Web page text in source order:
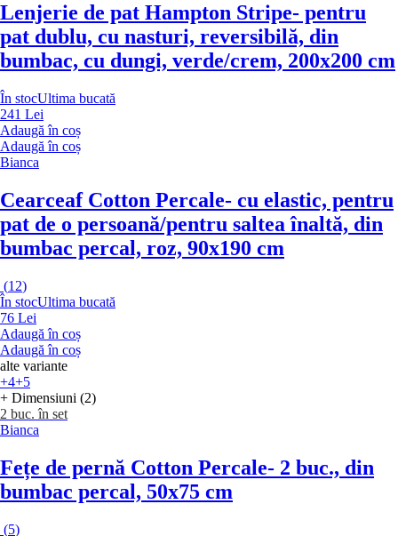
Lenjerie de pat Hampton Stripe- pentru
pat dublu, cu nasturi, reversibilă, din
bumbac, cu dungi, verde/crem, 200x200 cm
În stocUltima bucată
241 Lei
Adaugă în coș
Adaugă în coș
Bianca
Cearceaf Cotton Percale- cu elastic, pentru
pat de o persoană/pentru saltea înaltă, din
bumbac percal, roz, 90x190 cm
(12)
În stocUltima bucată
76 Lei
Adaugă în coș
Adaugă în coș
alte variante
+4+5
+ Dimensiuni (2)
2 buc. în set
Bianca
Fețe de pernă Cotton Percale- 2 buc., din
bumbac percal, 50x75 cm
(5)